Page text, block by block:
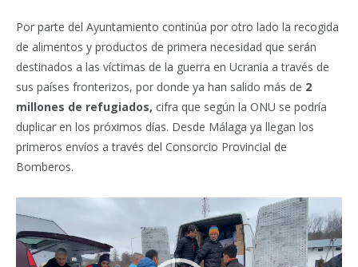
Por parte del Ayuntamiento continúa por otro lado la recogida
de alimentos y productos de primera necesidad que serán
destinados a las víctimas de la guerra en Ucrania a través de
sus países fronterizos, por donde ya han salido más de 2
millones de refugiados, cifra que según la ONU se podría
duplicar en los próximos días. Desde Málaga ya llegan los
primeros envíos a través del Consorcio Provincial de
Bomberos.
vídeo